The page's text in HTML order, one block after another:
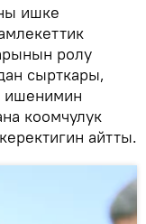
ишке
ролу
сырткары,
ишенимин
коомчулук
айтты.